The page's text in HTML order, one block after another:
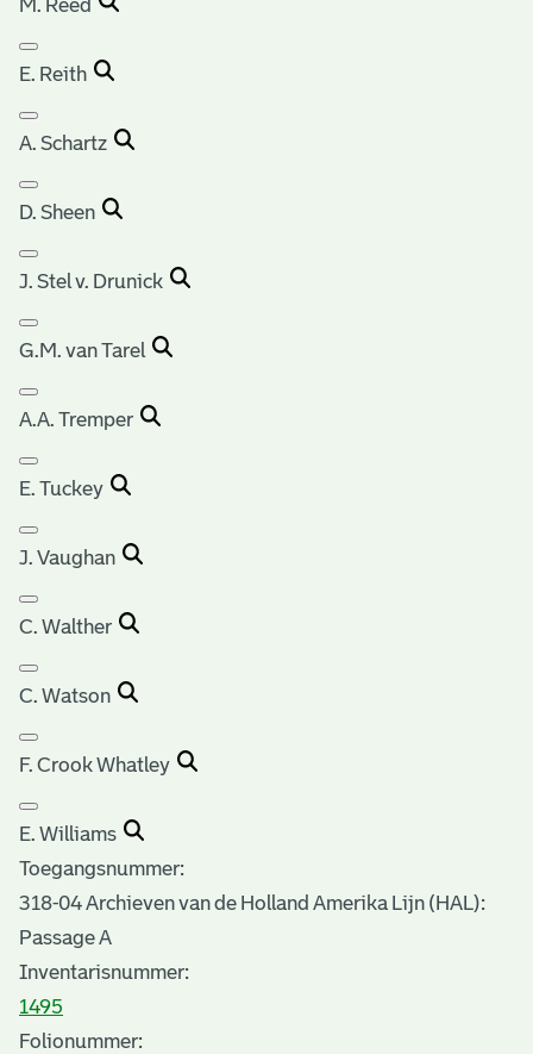
M. Reed
E. Reith
A. Schartz
D. Sheen
J. Stel v. Drunick
G.M. van Tarel
A.A. Tremper
E. Tuckey
J. Vaughan
C. Walther
C. Watson
F. Crook Whatley
E. Williams
Toegangsnummer:
318-04 Archieven van de Holland Amerika Lijn (HAL):
Passage A
Inventarisnummer:
1495
Folionummer: